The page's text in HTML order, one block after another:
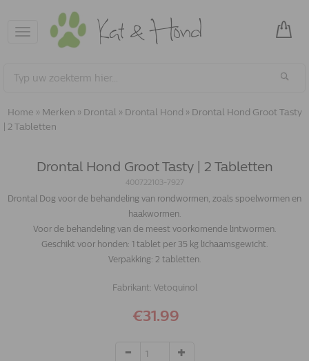
Toggle
navigation
Home » Merken » Drontal » Drontal Hond » Drontal Hond Groot Tasty
| 2 Tabletten
Drontal Hond Groot Tasty | 2 Tabletten
400722103-7927
Drontal Dog voor de behandeling van rondwormen, zoals spoelwormen en
haakwormen.
Voor de behandeling van de meest voorkomende lintwormen.
Geschikt voor honden: 1 tablet per 35 kg lichaamsgewicht.
Verpakking: 2 tabletten.
Fabrikant: Vetoquinol
€31.99